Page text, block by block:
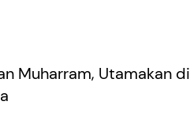
Muharram, Utamakan di